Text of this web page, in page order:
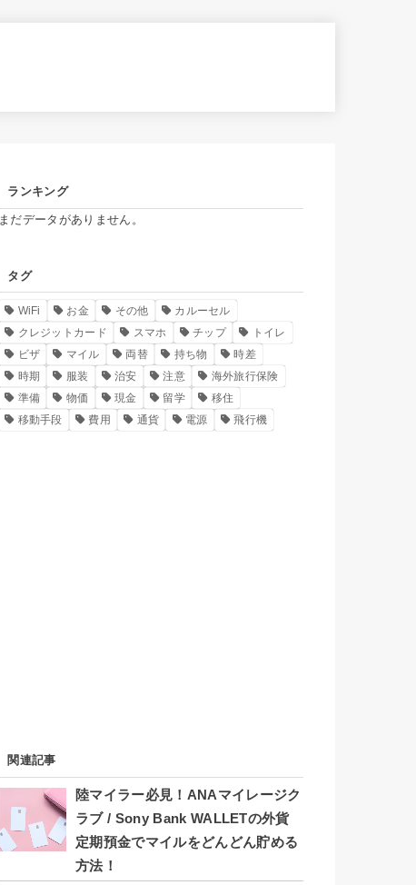
ランキング
まだデータがありません。
タグ
WiFi お金 その他
カルーセル
クレジットカード
スマホ チップ
トイレ
ビザ
マイル 両替 持ち物
時差
時期
服装 治安 注意
海外旅行保険
準備
物価 現金 留学
移住
移動手段
費用 通貨 電源 飛行機
関連記事
陸マイラー必見！ANAマイレージク
ラブ / Sony Bank WALLETの外貨
定期預金でマイルをどんどん貯める
方法！